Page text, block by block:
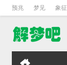
预兆 梦见 象征